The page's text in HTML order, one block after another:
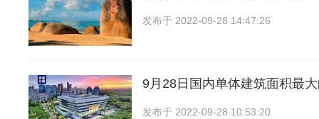
发布于 2022-09-28 14:47:26
9月28日国内单体建筑面积最
发布于 2022-09-28 10:53:20